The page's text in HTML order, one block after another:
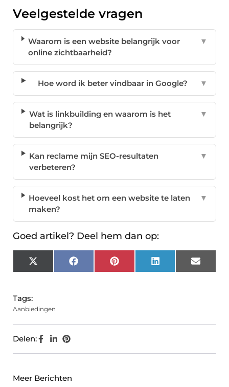
Veelgestelde vragen
Waarom is een website belangrijk voor
online zichtbaarheid?
▼
Hoe word ik beter vindbaar in Google? ▼
Wat is linkbuilding en waarom is het
belangrijk?
▼
Kan reclame mijn SEO-resultaten
verbeteren?
▼
Hoeveel kost het om een website te laten
maken?
▼
Goed artikel? Deel hem dan op:
X
(Twitter)
FacebookPinterest LinkedIn Email
Tags:
Aanbiedingen
Delen:
Meer Berichten